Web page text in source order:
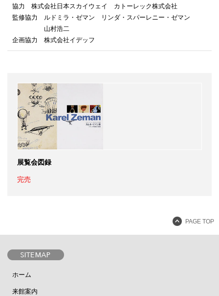
協力 株式会社日本スカイウェイ カトーレック株式会社
監修協力 ルドミラ・ゼマン リンダ・スパーレニー・ゼマン
山村浩二
企画協力 株式会社イデッフ
展覧会図録
完売
PAGE TOP
ホーム
来館案内